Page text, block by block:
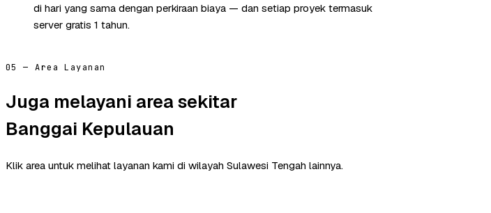
di hari yang sama dengan perkiraan biaya — dan setiap proyek termasuk
server gratis 1 tahun.
05 — Area Layanan
Juga melayani area sekitar
Banggai Kepulauan
Klik area untuk melihat layanan kami di wilayah Sulawesi Tengah lainnya.